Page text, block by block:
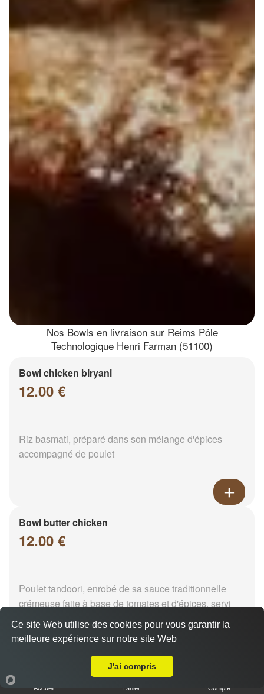
Nos Bowls en livraison sur Reims Pôle
Technologique Henri Farman (51100)
Bowl chicken biryani
12.00 €
Riz basmati, préparé dans son mélange d'épices
accompagné de poulet
Bowl butter chicken
12.00 €
Poulet tandoori, enrobé de sa sauce traditionnelle
crémeuse faite à base de tomates et d'épices. servi
ave...
12.00 €
Accueil Panier Compte
Ce site Web utilise des cookies pour vous garantir la
meilleure expérience sur notre site Web
J'ai compris